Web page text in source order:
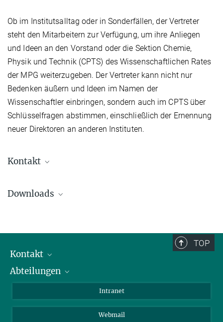
Ob im Institutsalltag oder in Sonderfällen, der Vertreter
steht den Mitarbeitern zur Verfügung, um ihre Anliegen
und Ideen an den Vorstand oder die Sektion Chemie,
Physik und Technik (CPTS) des Wissenschaftlichen Rates
der MPG weiterzugeben. Der Vertreter kann nicht nur
Bedenken äußern und Ideen im Namen der
Wissenschaftler einbringen, sondern auch im CPTS über
Schlüsselfragen abstimmen, einschließlich der Ernennung
neuer Direktoren an anderen Instituten.
Kontakt
Downloads
TOP
Kontakt
Mitarbeiterverzeichnis
Abteilungen
Biomolekulare Systeme
Intranet
Webmail